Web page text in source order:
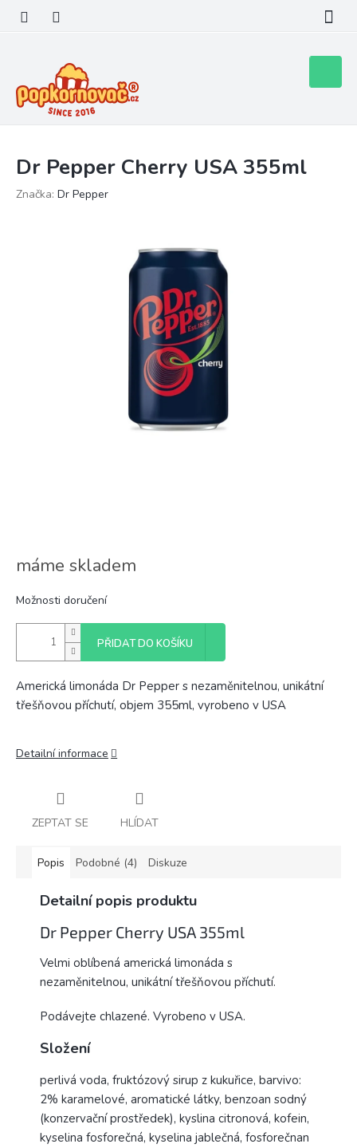
obsah
košík
Dr Pepper Cherry USA 355ml
Značka: Dr Pepper
máme skladem
Možnosti doručení
PŘIDAT DO KOŠÍKU
Americká limonáda Dr Pepper s nezaměnitelnou, unikátní
třešňovou příchutí, objem 355ml, vyrobeno v USA
Detailní informace
ZEPTAT SE HLÍDAT
Popis Podobné (4) Diskuze
Detailní popis produktu
Dr Pepper Cherry USA 355ml
Velmi oblíbená americká limonáda s
nezaměnitelnou, unikátní třešňovou příchutí.
Podávejte chlazené. Vyrobeno v USA.
Složení
perlivá voda, fruktózový sirup z kukuřice, barvivo:
2% karamelové, aromatické látky, benzoan sodný
(konzervační prostředek), kyslina citronová, kofein,
kyselina fosforečná, kyselina jablečná, fosforečnan